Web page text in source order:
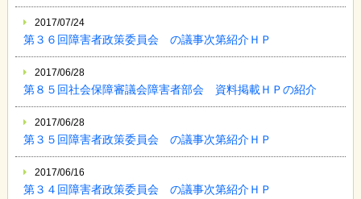
2017/07/24
第３６回障害者政策委員会 の議事次第紹介ＨＰ
2017/06/28
第８５回社会保障審議会障害者部会 資料掲載ＨＰの紹介
2017/06/28
第３５回障害者政策委員会 の議事次第紹介ＨＰ
2017/06/16
第３４回障害者政策委員会 の議事次第紹介ＨＰ